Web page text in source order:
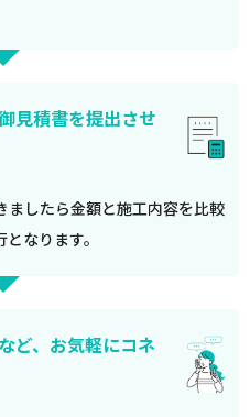
見積書を提出させ
ましたら金額と施工内容を比較
なります。
ど、お気軽にコネ